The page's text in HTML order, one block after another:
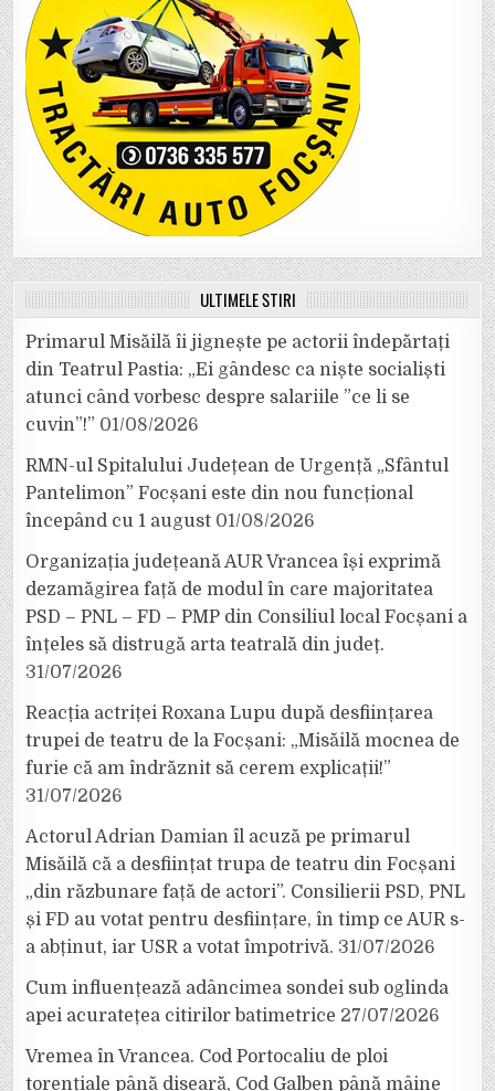
ULTIMELE ȘTIRI
Primarul Misăilă îi jignește pe actorii îndepărtați
din Teatrul Pastia: „Ei gândesc ca niște socialiști
atunci când vorbesc despre salariile ”ce li se
cuvin”!” 01/08/2026
RMN-ul Spitalului Județean de Urgență „Sfântul
Pantelimon” Focșani este din nou funcțional
începând cu 1 august 01/08/2026
Organizația județeană AUR Vrancea își exprimă
dezamăgirea față de modul în care majoritatea
PSD – PNL – FD – PMP din Consiliul local Focșani a
înțeles să distrugă arta teatrală din județ.
31/07/2026
Reacția actriței Roxana Lupu după desființarea
trupei de teatru de la Focșani: „Misăilă mocnea de
furie că am îndrăznit să cerem explicații!”
31/07/2026
Actorul Adrian Damian îl acuză pe primarul
Misăilă că a desființat trupa de teatru din Focșani
„din răzbunare față de actori”. Consilierii PSD, PNL
și FD au votat pentru desființare, în timp ce AUR s-
a abținut, iar USR a votat împotrivă. 31/07/2026
Cum influențează adâncimea sondei sub oglinda
apei acuratețea citirilor batimetrice 27/07/2026
Vremea în Vrancea. Cod Portocaliu de ploi
torențiale până diseară, Cod Galben până mâine